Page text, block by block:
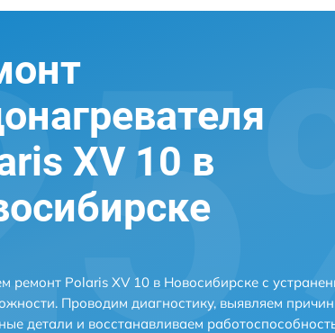
XV 10 в
ремонт Polaris XV 10 в Новосибирске с
Проводим диагностику, выявляем
детали и восстанавливаем